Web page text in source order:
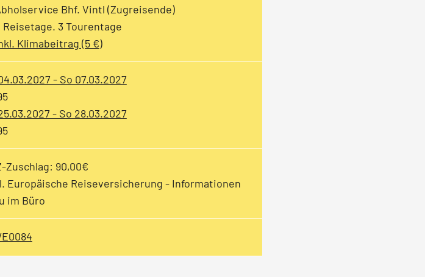
Bhf. Vintl (Zugreisende)
Reisetage. 3 Tourentage
Klimabeitrag (5 €)
- So 07.03.2027
- So 28.03.2027
Zuschlag: 90,00€
Europäische Reiseversicherung - Informationen
im Büro